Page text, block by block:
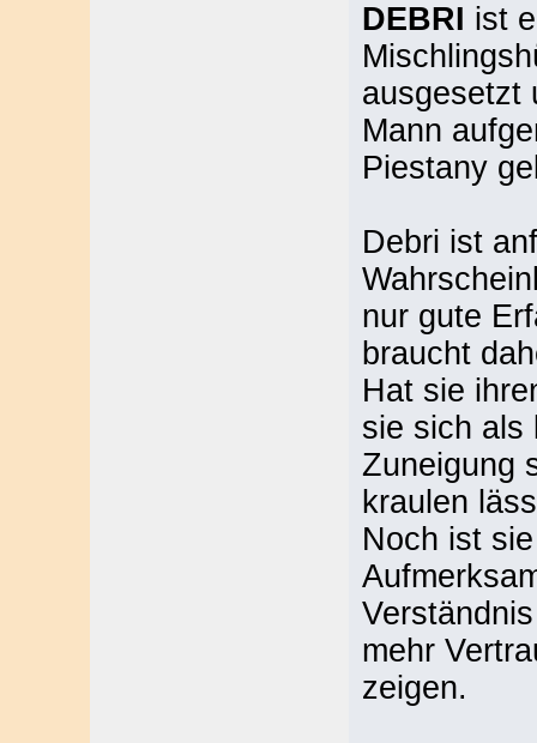
DEBRI ist
ausgesetzt
Mann
Piestany
Debri ist
nur gute
braucht
Hat sie
sie sich als
Zuneigung
kraulen
Noch ist
mehr
zeigen.